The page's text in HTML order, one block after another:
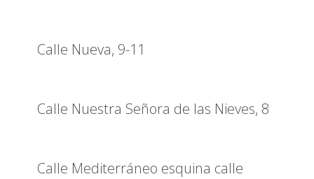
Calle Nueva, 9-11
Calle Nuestra Señora de las Nieves, 8
Calle Mediterráneo esquina calle